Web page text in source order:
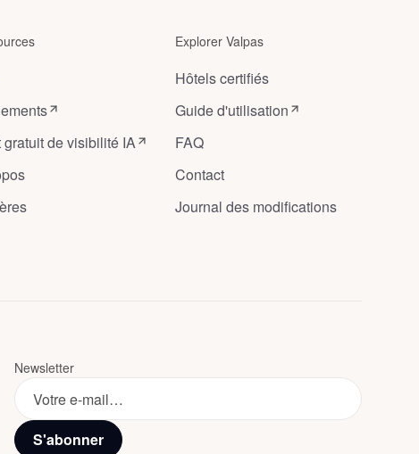
gratuit de visibilité IA
Explorer Valpas
Hôtels certifiés
Guide d'utilisation
FAQ
Contact
Journal des modifications
Newsletter
S'abonner